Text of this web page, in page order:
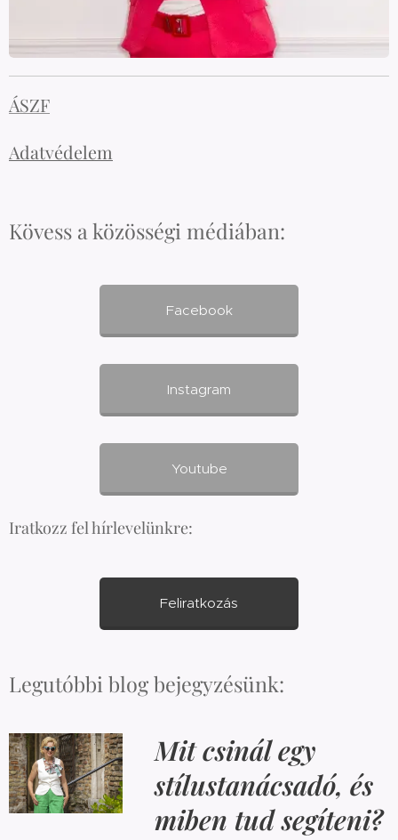
ÁSZF
Adatvédelem
Kövess a közösségi médiában:
Facebook
Instagram
Youtube
Iratkozz fel hírlevelünkre:
Feliratkozás
Legutóbbi blog bejegyzésünk:
Mit csinál egy
stílustanácsadó, és
miben tud segíteni?